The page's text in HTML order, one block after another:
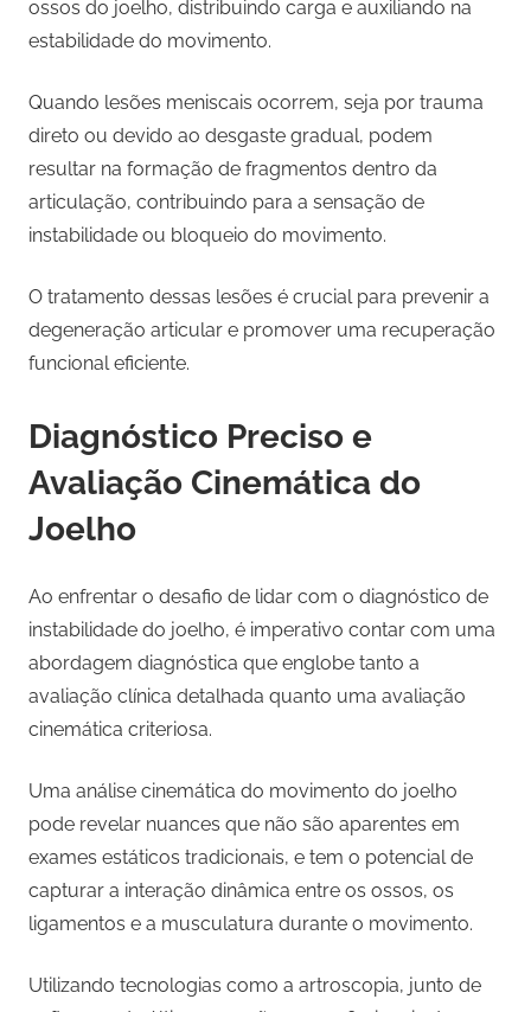
ossos do joelho, distribuindo carga e auxiliando na
estabilidade do movimento.
Quando lesões meniscais ocorrem, seja por trauma
direto ou devido ao desgaste gradual, podem
resultar na formação de fragmentos dentro da
articulação, contribuindo para a sensação de
instabilidade ou bloqueio do movimento.
O tratamento dessas lesões é crucial para prevenir a
degeneração articular e promover uma recuperação
funcional eficiente.
Diagnóstico Preciso e
Avaliação Cinemática do
Joelho
Ao enfrentar o desafio de lidar com o diagnóstico de
instabilidade do joelho, é imperativo contar com uma
abordagem diagnóstica que englobe tanto a
avaliação clínica detalhada quanto uma avaliação
cinemática criteriosa.
Uma análise cinemática do movimento do joelho
pode revelar nuances que não são aparentes em
exames estáticos tradicionais, e tem o potencial de
capturar a interação dinâmica entre os ossos, os
ligamentos e a musculatura durante o movimento.
Utilizando tecnologias como a artroscopia, junto de